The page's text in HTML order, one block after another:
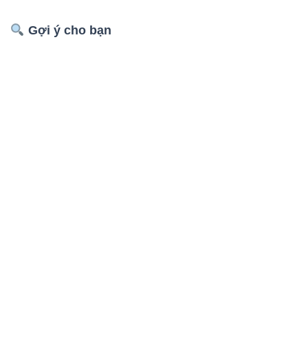
Gợi ý cho bạn